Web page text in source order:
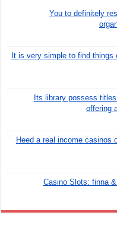
You to definitely
It is very simple to find things
Its library possess
offering
Heed a real income casinos
Casino Slots: finna